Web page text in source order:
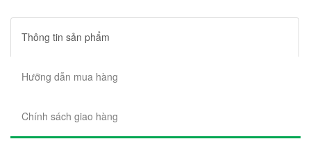
Thông tin sản phẩm
Hưỡng dẫn mua hàng
Chính sách giao hàng